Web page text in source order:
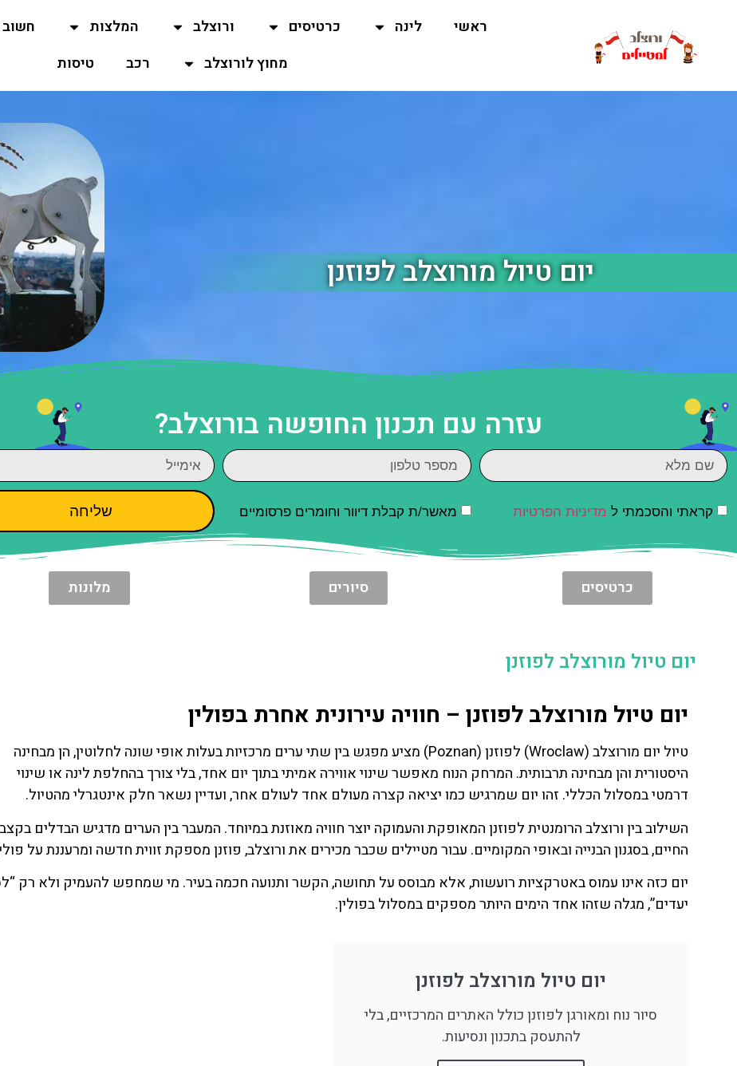
ראשי לינה כרטיסים ורוצלב המלצות
מחוץ לורוצלב
רכב טיסות
יום טיול מורוצלב לפוזנן
עזרה עם תכנון החופשה בורוצלב?
קראתי והסכמתי ל מדיניות הפרטיות מאשר/ת קבלת דיוור וחומרים פרסומיים שליחה
כרטיסים סיורים מלונות
יום טיול מורוצלב לפוזנן
יום טיול מורוצלב לפוזנן – חוויה עירונית אחרת בפולין
טיול יום מורוצלב (Wroclaw) לפוזנן (Poznan) מציע מפגש בין שתי ערים מרכזיות בעלות אופי שונה לחלוטין, הן מבחינה
היסטורית והן מבחינה תרבותית. המרחק הנוח מאפשר שינוי אווירה אמיתי בתוך יום אחד, בלי צורך בהחלפת לינה או שינוי
דרמטי במסלול הכללי. זהו יום שמרגיש כמו יציאה קצרה מעולם אחד לעולם אחר, ועדיין נשאר חלק אינטגרלי מהטיול.
השילוב בין ורוצלב הרומנטית לפוזנן המאופקת והעמוקה יוצר חוויה מאוזנת במיוחד. המעבר בין הערים מדגיש הבדלים בקצב
החיים, בסגנון הבנייה ובאופי המקומיים. עבור מטיילים שכבר מכירים את ורוצלב, פוזנן מספקת זווית חדשה ומרעננת על
יום כזה אינו עמוס באטרקציות רועשות, אלא מבוסס על תחושה, הקשר ותנועה חכמה בעיר. מי שמחפש להעמיק ולא רק
יעדים”, מגלה שזהו אחד הימים היותר מספקים במסלול בפולין.
יום טיול מורוצלב לפוזנן
סיור נוח ומאורגן לפוזנן כולל האתרים המרכזיים, בלי
להתעסק בתכנון ונסיעות.
טיסות
מציאת
טיסה זולה?